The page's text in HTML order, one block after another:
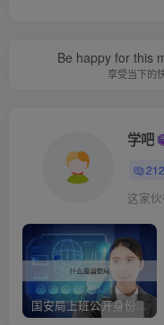
Be happy for this
享受当下的
学吧
这家
国安局上班公开身份是什么（国安身份对家人保密吗）